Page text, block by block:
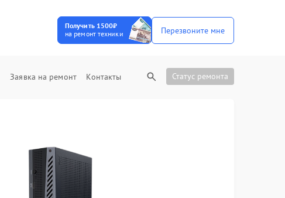
Получить 1500₽
на ремонт техники
Перезвоните мне
Заявка на ремонт Контакты Статус ремонта